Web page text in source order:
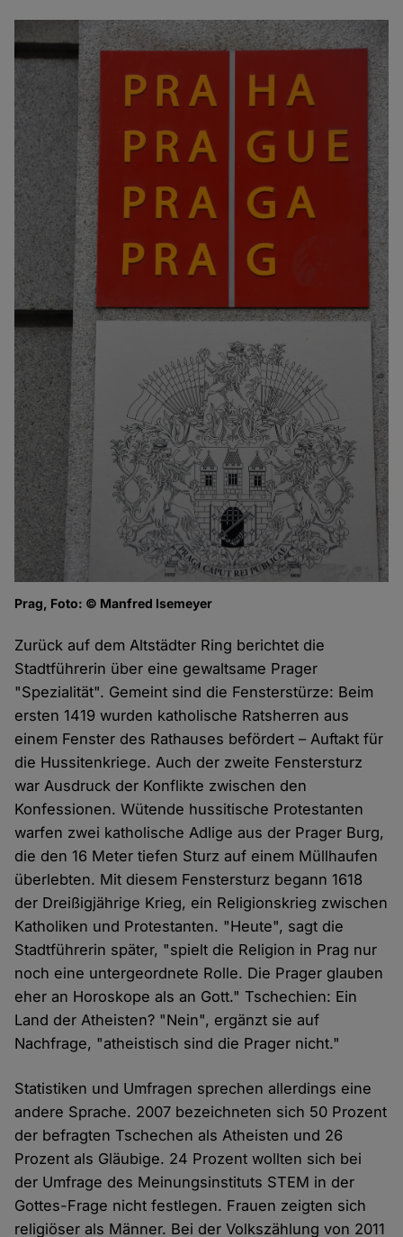
Prag, Foto: © Manfred Isemeyer
Zurück auf dem Altstädter Ring berichtet die
Stadtführerin über eine gewaltsame Prager
"Spezialität". Gemeint sind die Fensterstürze: Beim
ersten 1419 wurden katholische Ratsherren aus
einem Fenster des Rathauses befördert – Auftakt für
die Hussitenkriege. Auch der zweite Fenstersturz
war Ausdruck der Konflikte zwischen den
Konfessionen. Wütende hussitische Protestanten
warfen zwei katholische Adlige aus der Prager Burg,
die den 16 Meter tiefen Sturz auf einem Müllhaufen
überlebten. Mit diesem Fenstersturz begann 1618
der Dreißigjährige Krieg, ein Religionskrieg zwischen
Katholiken und Protestanten. "Heute", sagt die
Stadtführerin später, "spielt die Religion in Prag nur
noch eine untergeordnete Rolle. Die Prager glauben
eher an Horoskope als an Gott." Tschechien: Ein
Land der Atheisten? "Nein", ergänzt sie auf
Nachfrage, "atheistisch sind die Prager nicht."
Statistiken und Umfragen sprechen allerdings eine
andere Sprache. 2007 bezeichneten sich 50 Prozent
der befragten Tschechen als Atheisten und 26
Prozent als Gläubige. 24 Prozent wollten sich bei
der Umfrage des Meinungsinstituts STEM in der
Gottes-Frage nicht festlegen. Frauen zeigten sich
religiöser als Männer. Bei der Volkszählung von 2011